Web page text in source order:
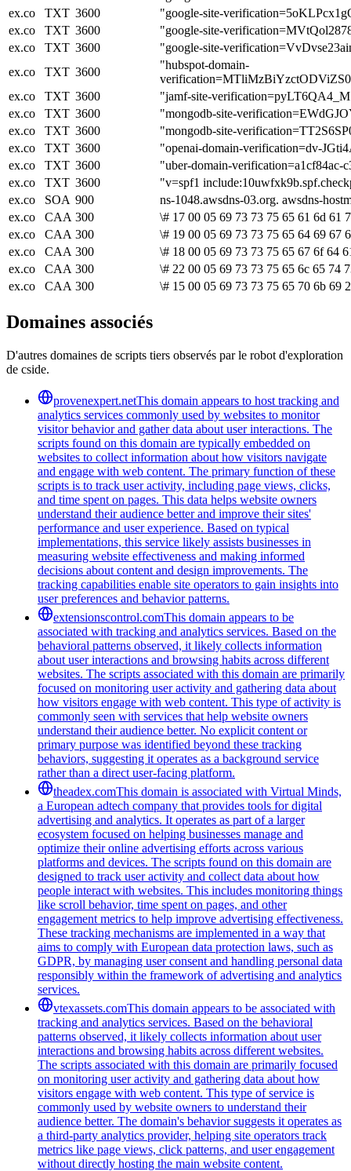
ex.co
TXT 3600
"google-site-
ex.co
TXT 3600
"google-site-
ex.co
TXT 3600
"google-site-
ex.co
TXT 3600
"hubspot-domain-
ex.co
TXT 3600
"jamf-site-
ex.co
TXT 3600
"mongodb-site-
ex.co
TXT 3600
"mongodb-site-
ex.co
TXT 3600
"openai-domain-verification=dv-
ex.co
TXT 3600
"uber-domain-verification=a1cf84ac-
ex.co
TXT 3600
"v=spf1
ex.co
SOA 900
ns-1048.awsdns-03.org. awsdns-
ex.co
CAA 300
\# 17 00 05 69 73 73 75 65 61 6d 61
ex.co
CAA 300
\# 19 00 05 69 73 73 75 65 64 69 67
ex.co
CAA 300
\# 18 00 05 69 73 73 75 65 67 6f 64
ex.co
CAA 300
\# 22 00 05 69 73 73 75 65 6c 65 74
ex.co
CAA 300 \# 15 00 05 69 73 73 75 65 70 6b 69
Domaines associés
D'autres domaines de scripts tiers observés par le robot d'exploration
de cside.
provenexpert.netThis domain appears to host tracking and
analytics services commonly used by websites to monitor
visitor behavior and gather data about user interactions. The
scripts found on this domain are typically embedded on
websites to collect information about how visitors navigate
and engage with web content. The primary function of these
scripts is to track user activity, including page views, clicks,
and time spent on pages. This data helps website owners
understand their audience better and improve their sites'
performance and user experience. Based on typical
implementations, this service likely assists businesses in
measuring website effectiveness and making informed
decisions about content and design improvements. The
tracking capabilities enable site operators to gain insights into
user preferences and behavior patterns.
extensionscontrol.comThis domain appears to be
associated with tracking and analytics services. Based on the
behavioral patterns observed, it likely collects information
about user interactions and browsing habits across different
websites. The scripts associated with this domain are primarily
focused on monitoring user activity and gathering data about
how visitors engage with web content. This type of activity is
commonly seen with services that help website owners
understand their audience better. No explicit content or
primary purpose was identified beyond these tracking
behaviors, suggesting it operates as a background service
rather than a direct user-facing platform.
theadex.comThis domain is associated with Virtual Minds,
a European adtech company that provides tools for digital
advertising and analytics. It operates as part of a larger
ecosystem focused on helping businesses manage and
optimize their online advertising efforts across various
platforms and devices. The scripts found on this domain are
designed to track user activity and collect data about how
people interact with websites. This includes monitoring things
like scroll behavior, time spent on pages, and other
engagement metrics to help improve advertising effectiveness.
These tracking mechanisms are implemented in a way that
aims to comply with European data protection laws, such as
GDPR, by managing user consent and handling personal data
responsibly within the framework of advertising and analytics
services.
vtexassets.comThis domain appears to be associated with
tracking and analytics services. Based on the behavioral
patterns observed, it likely collects information about user
interactions and browsing habits across different websites.
The scripts associated with this domain are primarily focused
on monitoring user activity and gathering data about how
visitors engage with web content. This type of service is
commonly used by website owners to understand their
audience better. The domain's behavior suggests it operates as
a third-party analytics provider, helping site operators track
metrics like page views, click patterns, and user engagement
without directly hosting the main website content.